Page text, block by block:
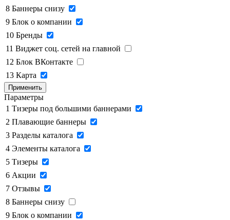
8 Баннеры снизу
9 Блок о компании
10 Бренды
11 Виджет соц. сетей на главной
12 Блок ВКонтакте
13 Карта
Применить
Параметры
1 Тизеры под большими баннерами
2 Плавающие баннеры
3 Разделы каталога
4 Элементы каталога
5 Тизеры
6 Акции
7 Отзывы
8 Баннеры снизу
9 Блок о компании